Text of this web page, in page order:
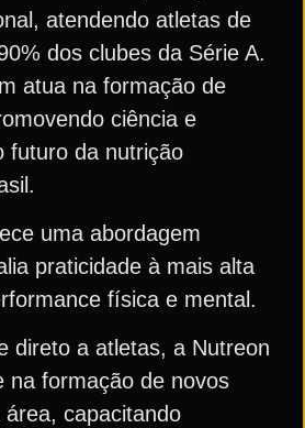
atendendo atletas de
dos clubes da Série A.
atua na formação de
ciência e
futuro da nutrição
uma abordagem
praticidade à mais alta
física e mental.
direto a atletas, a Nutreon
na formação de novos
capacitando